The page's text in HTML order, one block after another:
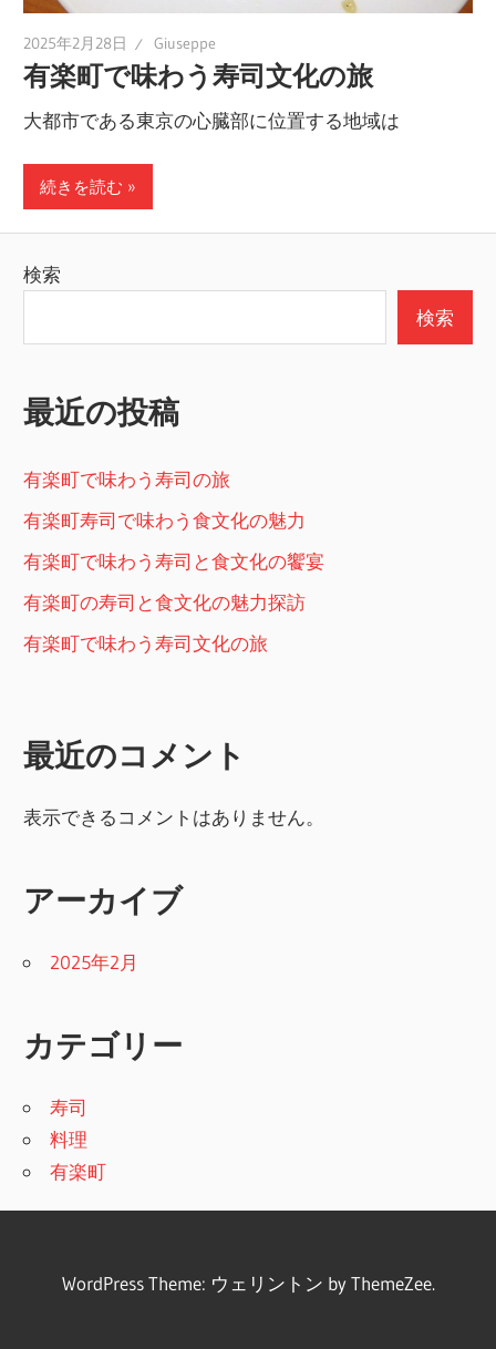
2025年2月28日 Giuseppe
有楽町で味わう寿司文化の旅
大都市である東京の心臓部に位置する地域は
続きを読む
検索
検索
最近の投稿
有楽町で味わう寿司の旅
有楽町寿司で味わう食文化の魅力
有楽町で味わう寿司と食文化の饗宴
有楽町の寿司と食文化の魅力探訪
有楽町で味わう寿司文化の旅
最近のコメント
表示できるコメントはありません。
アーカイブ
2025年2月
カテゴリー
寿司
料理
有楽町
WordPress Theme: ウェリントン by ThemeZee.